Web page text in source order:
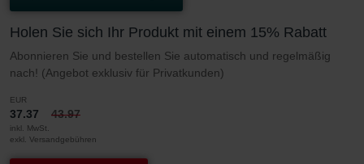
Holen Sie sich Ihr Produkt mit einem 15% Rabatt
Abonnieren Sie und bestellen Sie automatisch und regelmäßig
nach! (Angebot exklusiv für Privatkunden)
EUR
37.37 43.97
inkl. MwSt.
exkl. Versandgebühren